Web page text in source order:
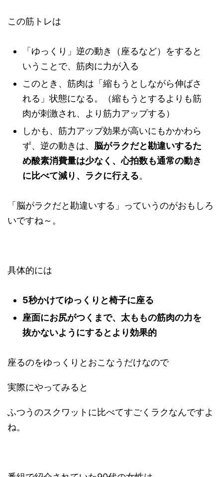
この筋トレは
「ゆっくり」逆の動き（座るなど）をすると
いうことで、筋肉に力が入る
このとき、筋肉は「縮もうとしながら伸ばさ
れる」状態になる。（縮もうとするよりも筋
肉が刺激され、より筋力アップする）
しかも、筋力アップ効果が高いにもかかわら
ず、逆の動きは、 脳がラクだと勘違いするた
め酸素消費量は少なく、心拍数も通常の動き
に比べて減り、ラクに行える。
「脳がラクだと勘違いする」っていうのがおもしろ
いですね～。
具体的には
5秒かけてゆっくりと椅子に座る
座面にお尻がつくまで、太ももの筋肉の力を
抜かないようにするとより効果的
座るのをゆっくりとおこなうだけなので
実際にやってみると
ふつうのスクワットに比べてすごくラクなんですよ
ね。